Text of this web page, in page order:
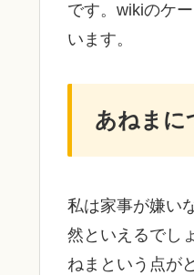
です。wikiのケ
います。
あねまに
私は家事が嫌い
然といえるでし
ねまという点が